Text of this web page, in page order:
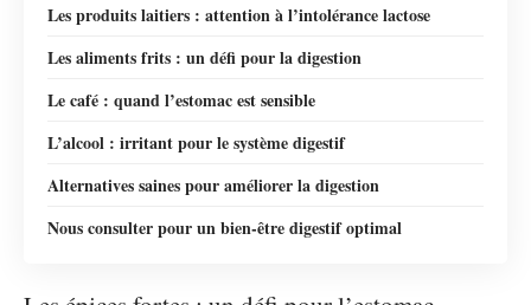
Les produits laitiers : attention à l’intolérance lactose
Les aliments frits : un défi pour la digestion
Le café : quand l’estomac est sensible
L’alcool : irritant pour le système digestif
Alternatives saines pour améliorer la digestion
Nous consulter pour un bien-être digestif optimal